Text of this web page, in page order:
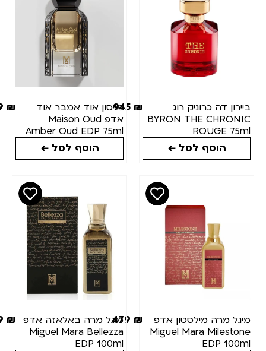
דה כרוניק רוג
BYRON THE
ROUGE
₪
הוסף לסל ←
מייסון אוד אמבר אוד
אדפ Maison Oud
Amber Oud EDP 75ml
999₪
הוסף לסל ←
מרה מילסטון אדפ
Miguel Mara
EDP
479₪
מיגל מרה באלאזה אדפ
Miguel Mara Bellezza
EDP 100ml
479₪